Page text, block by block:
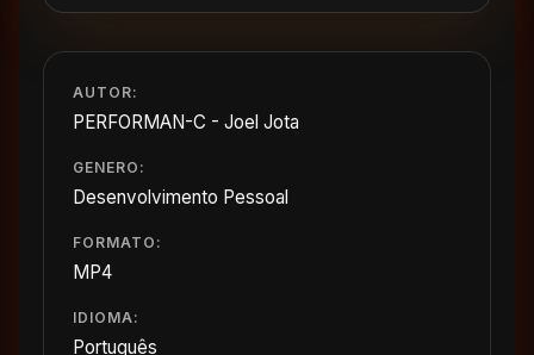
AUTOR:
PERFORMAN-C - Joel Jota
GENERO:
Desenvolvimento Pessoal
FORMATO:
MP4
IDIOMA:
Português